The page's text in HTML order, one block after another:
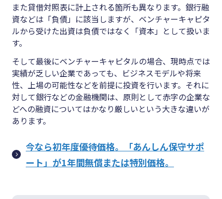
また貸借対照表に計上される箇所も異なります。銀行融
資などは「負債」に該当しますが、ベンチャーキャピタ
ルから受けた出資は負債ではなく「資本」として扱いま
す。
そして最後にベンチャーキャピタルの場合、現時点では
実績が乏しい企業であっても、ビジネスモデルや将来
性、上場の可能性などを前提に投資を行います。それに
対して銀行などの金融機関は、原則として赤字の企業な
どへの融資についてはかなり厳しいという大きな違いが
あります。
今なら初年度優待価格。「あんしん保守サポ
ート」が1年間無償または特別価格。